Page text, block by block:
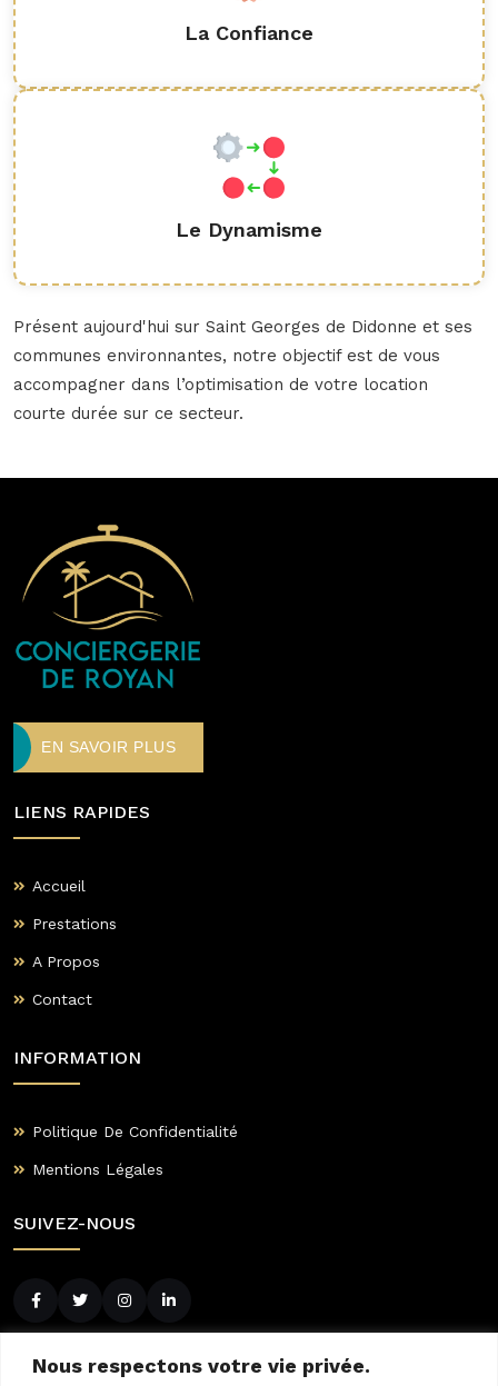
Nous respectons votre vie privée.
La Confiance
Le Dynamisme
Présent aujourd'hui sur Saint Georges de Didonne et ses
communes environnantes, notre objectif est de vous
accompagner dans l’optimisation de votre location
courte durée sur ce secteur.
EN SAVOIR PLUS
LIENS RAPIDES
Accueil
Prestations
A Propos
Contact
INFORMATION
Politique De Confidentialité
Mentions Légales
SUIVEZ-NOUS
CONTACTEZ-NOUS